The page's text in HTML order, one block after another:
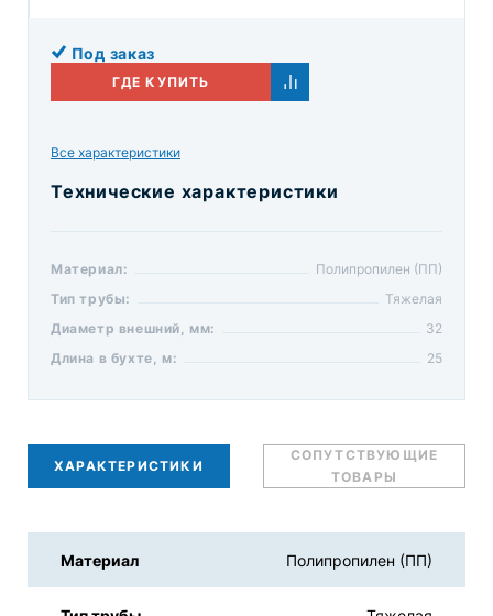
Под заказ
ГДЕ КУПИТЬ
Технические характеристики
Материал:
Полипропилен (ПП)
Тип трубы:
Тяжелая
Диаметр внешний, мм:
32
Длина в бухте, м:
25
Все характеристики
ХАРАКТЕРИСТИКИ
СОПУТСТВУЮЩИЕ
ТОВАРЫ
Материал Полипропилен (ПП)